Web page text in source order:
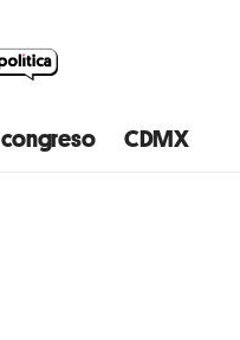
congreso CDMX